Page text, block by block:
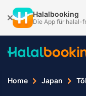
Halalbooking
Die App für halal-
Home Japan